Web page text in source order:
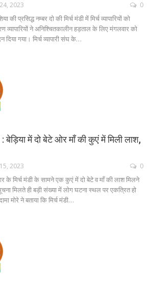
2023 0
की प्रसिद्ध नम्बर दो की मिर्च मंडी में मिर्च व्यापारियों को
व्यापारियों ने अनिश्चितकालीन हड़ताल के लिए मंगलवार को
गया। मिर्च व्यापारी संघ के…
में दो बेटे ओर माँ की कुएं में मिली लाश,
2023 0
के मिर्च मंडी के सामने एक कुएं में दो बेटे व माँ की लाश मिलने
मिलते ही बड़ी संख्या में लोग घटना स्थल पर एकत्रित हो
मोरे ने बताया कि मिर्च मंडी…